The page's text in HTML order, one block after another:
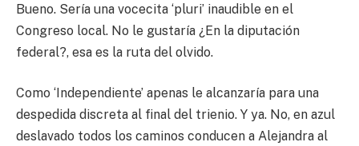
Bueno. Sería una vocecita ‘pluri’ inaudible en el
Congreso local. No le gustaría ¿En la diputación
federal?, esa es la ruta del olvido.
Como ‘Independiente’ apenas le alcanzaría para una
despedida discreta al final del trienio. Y ya. No, en azul
deslavado todos los caminos conducen a Alejandra al